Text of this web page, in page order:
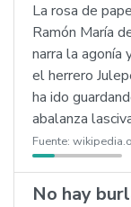
La rosa de
Ramón María
narra la agonía
el herrero
ha ido
abalanza
Fuente:
No hay